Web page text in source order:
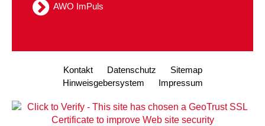
AWO ImPuls
Kontakt Datenschutz
Sitemap
Hinweisgebersystem
Impressum